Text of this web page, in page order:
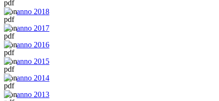
anno 2018
anno 2017
anno 2016
anno 2015
anno 2014
anno 2013